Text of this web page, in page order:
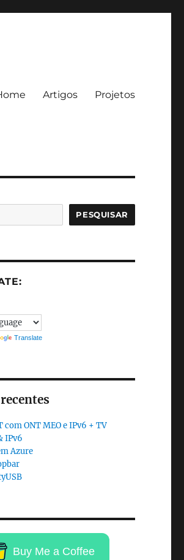
Artigos Projetos
PESQUISAR
Translate
com ONT MEO e IPv6 + TV
IPv6
Azure
Buy Me a Coffee